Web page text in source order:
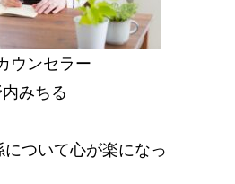
ウンセラー
みちる
について心が楽になっ